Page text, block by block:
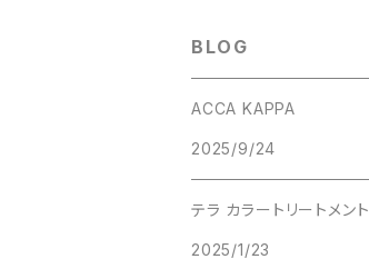
BLOG
ACCA KAPPA
2025/9/24
テラ カラートリートメント
2025/1/23